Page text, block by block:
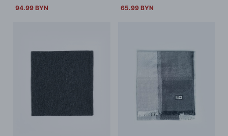
94.99 BYN
65.99 BYN